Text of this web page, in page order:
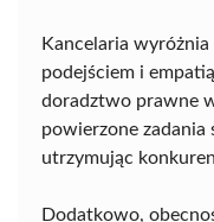
Kancelaria
podejściem i
doradztwo prawne
powierzone zadania
utrzymując
Dodatkowo,